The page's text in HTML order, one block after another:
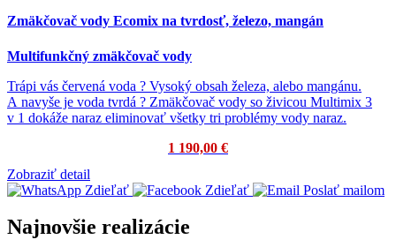
Zmäkčovač vody Ecomix na tvrdosť, železo, mangán
Multifunkčný zmäkčovač vody
Trápi vás červená voda ? Vysoký obsah železa, alebo mangánu.
A navyše je voda tvrdá ? Zmäkčovač vody so živicou Multimix 3
v 1 dokáže naraz eliminovať všetky tri problémy vody naraz.
1 190,00 €
Zobraziť detail
Zdieľať
Zdieľať Poslať mailom
Najnovšie realizácie